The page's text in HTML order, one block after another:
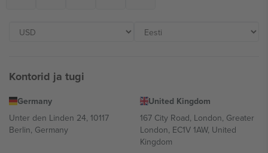
Kontorid ja tugi
Germany
Unter den Linden 24, 10117
Berlin, Germany
United Kingdom
167 City Road, London, Greater
London, EC1V 1AW, United
Kingdom